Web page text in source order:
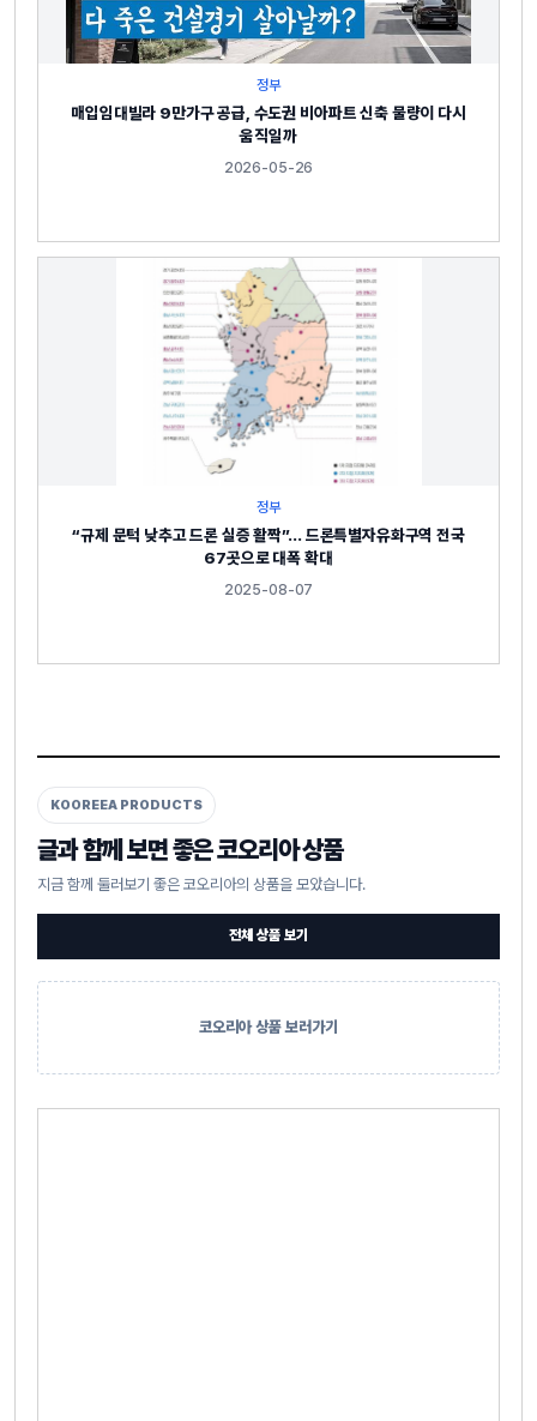
정부
매입임대빌라 9만가구 공급, 수도권 비아파트 신축 물량이 다시
움직일까
2026-05-26
정부
“규제 문턱 낮추고 드론 실증 활짝”… 드론특별자유화구역 전국
67곳으로 대폭 확대
2025-08-07
KOOREEA PRODUCTS
글과 함께 보면 좋은 코오리아 상품
지금 함께 둘러보기 좋은 코오리아의 상품을 모았습니다.
전체 상품 보기
코오리아 상품 보러가기